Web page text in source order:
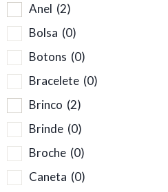
Anel (2)
Bolsa (0)
Botons (0)
Bracelete (0)
Brinco (2)
Brinde (0)
Broche (0)
Caneta (0)